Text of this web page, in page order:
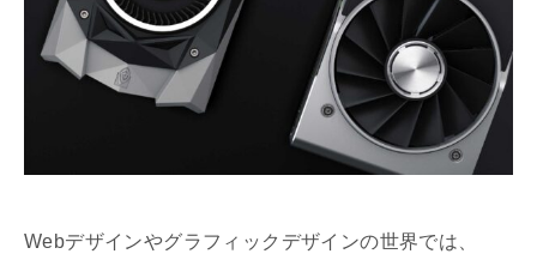
Webデザインやグラフィックデザインの世界では、